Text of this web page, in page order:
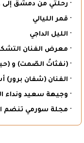
· رحلتي من دمشق إلى
· قمر الليالي
· الليل الداجي
· معرض الفنان
· (نفثاتُ الصّمت) و
· الفنان (شفان برور)
· وجيهة سعيد ونداء
· مجلة سورمي تنضم